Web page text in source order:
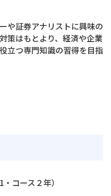
や証券アナリストに興味の
策はもとより、経済や企業
立つ専門知識の習得を目指
コース２年）